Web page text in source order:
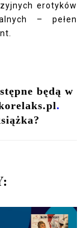
erotyków
– pełen
będą w
.